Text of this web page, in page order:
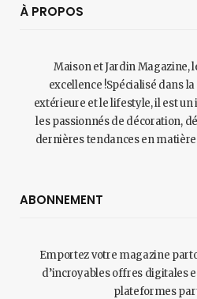
À PROPOS
Maison et Jardin Magazine,
excellence !Spécialisé dans
extérieure et le lifestyle, il est
les passionnés de décoration,
dernières tendances en
ABONNEMENT
Emportez votre magazine
d’incroyables offres digitales
plateformes